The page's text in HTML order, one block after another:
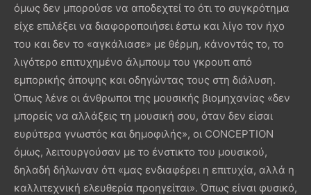
όμως δεν μπορούσε να αποδεχτεί το ότι το συγκρότημα
είχε επιλέξει να διαφοροποιήσει έστω και λίγο τον ήχο
του και δεν το «αγκάλιασε» με θέρμη, κάνοντάς το, το
λιγότερο επιτυχημένο άλμπουμ του γκρουπ από
εμπορικής άποψης και οδηγώντας τους στη διάλυση.
Όπως λένε οι άνθρωποι της μουσικής βιομηχανίας «δεν
μπορείς να αλλάξεις τη μουσική σου, όταν δεν είσαι
ευρύτερα γνωστός και δημοφιλής», οι CONCEPTION
όμως, λειτουργούσαν με το ένστικτο του μουσικού,
δηλαδή δήλωναν ότι «μας ενδιαφέρει η επιτυχία, αλλά η
καλλιτεχνική ελευθερία προηγείται». Όπως είναι φυσικό,